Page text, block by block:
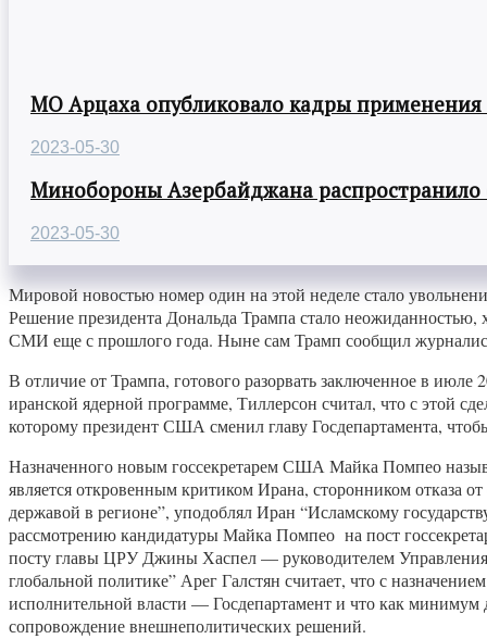
МО Арцаха опубликовало кадры
2023-05-30
Минобороны Азербайджана
2023-05-30
Мировой новостью номер один на этой неделе стало
Решение президента Дональда Трампа стало неожиданностью,
СМИ еще с прошлого года. Ныне сам Трамп сообщил
В отличие от Трампа, готового разорвать заключенное в
иранской ядерной программе, Тиллерсон считал, что с этой
которому президент США сменил главу Госдепартамента,
Назначенного новым госсекретарем США Майка Помпео
является откровенным критиком Ирана, сторонником отказа
державой в регионе”, уподоблял Иран “Исламскому
рассмотрению кандидатуры Майка Помпео на пост
посту главы ЦРУ Джины Хаспел — руководителем Управления,
глобальной политике” Арег Галстян считает, что с
исполнительной власти — Госдепартамент и что как
сопровождение внешнеполитических решений.